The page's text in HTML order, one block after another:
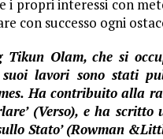
i propri interessi con
con successo ogni
Olam, che si
lavori sono stati
Ha contribuito alla
(Verso), e ha
Stato’ (Rowman